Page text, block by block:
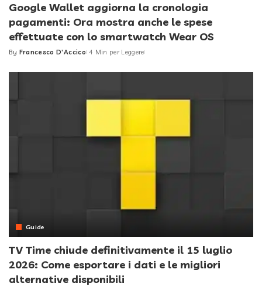
Google Wallet aggiorna la cronologia
pagamenti: Ora mostra anche le spese
effettuate con lo smartwatch Wear OS
Posted
By Francesco D'Accico 4 Min per Leggere
Guide
TV Time chiude definitivamente il 15 luglio
2026: Come esportare i dati e le migliori
alternative disponibili